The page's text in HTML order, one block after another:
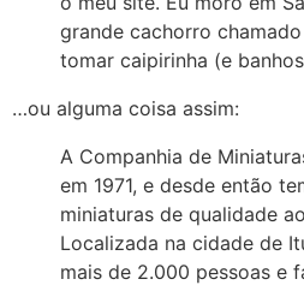
grande cachorro
tomar caipirinha (e
…ou alguma coisa assim:
A Companhia de
em 1971, e desde então
miniaturas de qualidade
Localizada na cidade de
mais de 2.000 pessoas e